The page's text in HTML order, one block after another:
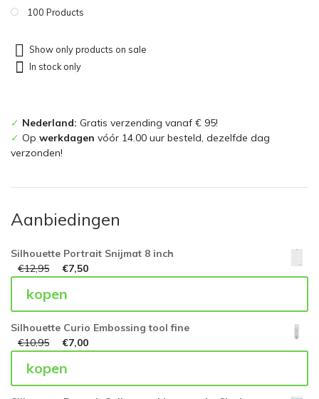
100 Products
Show only products on sale
In stock only
✓ Nederland: Gratis verzending vanaf € 95!
✓ Op werkdagen vóór 14.00 uur besteld, dezelfde dag
verzonden!
Aanbiedingen
Silhouette Portrait Snijmat 8 inch
€12,95 €7,50
kopen
Silhouette Curio Embossing tool fine
€10,95 €7,00
kopen